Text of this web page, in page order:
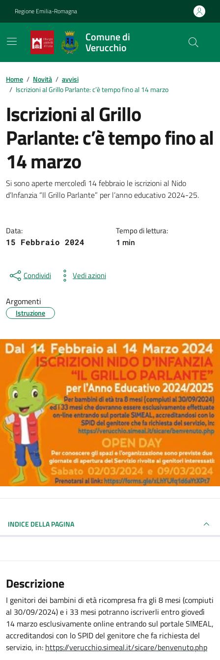
Regione Emilia-Romagna
Comune di
Verucchio
Contenuti in evidenza
Home / Novità / avvisi
/ Iscrizioni al Grillo Parlante: c’è tempo fino al 14 marzo
Iscrizioni al Grillo
Parlante: c’è tempo fino al
14 marzo
Dettagli della notizia
Si sono aperte mercoledì 14 febbraio le iscrizioni al Nido
d’Infanzia “Il Grillo Parlante” per l’anno educativo 2024-25.
Data:
15 Febbraio 2024
Tempo di lettura:
1 min
Condividi Vedi azioni
Argomenti
Istruzione
INDICE DELLA PAGINA
Descrizione
I genitori dei bambini di età ricompresa fra gli 8 mesi (compiuti
al 30/09/2024) e i 33 mesi potranno iscriverli entro giovedì
14 marzo esclusivamente online entrando sul portale SIMEAL,
accreditandosi con lo SPID del genitore che fa richiesta del
servizio, in: https://verucchio.simeal.it/sicare/benvenuto.php